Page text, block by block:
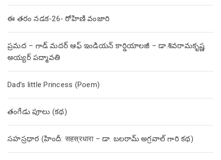
ఈ తరం నడక-26- రోహిణి వంజారి
ప్రమద – గాడ్ మదర్ ఆఫ్ ఇండియన్ కార్డియాలజీ – డా.శివరామకృష్ణ
అయ్యర్ పద్మావతి
Dad’s little Princess (Poem)
తంగేడు పూలు (క‌థ‌)
సహస్రధార (హిందీ: सहस्रधारा – డా. బలరామ్ అగ్రవాల్ గారి కథ)